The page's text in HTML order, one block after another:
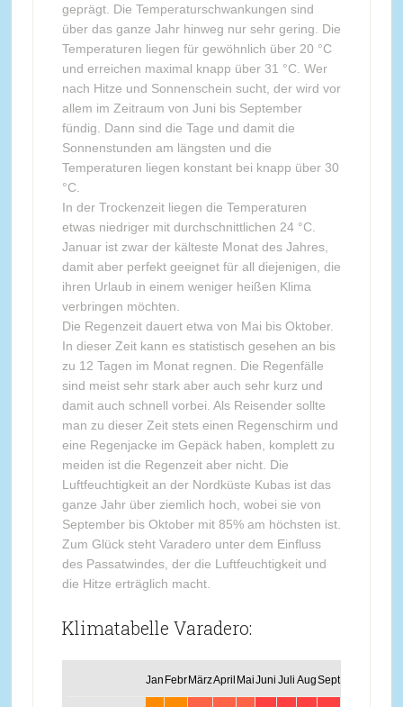
geprägt. Die Temperaturschwankungen sind
über das ganze Jahr hinweg nur sehr gering. Die
Temperaturen liegen für gewöhnlich über 20 °C
und erreichen maximal knapp über 31 °C. Wer
nach Hitze und Sonnenschein sucht, der wird vor
allem im Zeitraum von Juni bis September
fündig. Dann sind die Tage und damit die
Sonnenstunden am längsten und die
Temperaturen liegen konstant bei knapp über 30
°C.
In der Trockenzeit liegen die Temperaturen
etwas niedriger mit durchschnittlichen 24 °C.
Januar ist zwar der kälteste Monat des Jahres,
damit aber perfekt geeignet für all diejenigen, die
ihren Urlaub in einem weniger heißen Klima
verbringen möchten.
Die Regenzeit dauert etwa von Mai bis Oktober.
In dieser Zeit kann es statistisch gesehen an bis
zu 12 Tagen im Monat regnen. Die Regenfälle
sind meist sehr stark aber auch sehr kurz und
damit auch schnell vorbei. Als Reisender sollte
man zu dieser Zeit stets einen Regenschirm und
eine Regenjacke im Gepäck haben, komplett zu
meiden ist die Regenzeit aber nicht. Die
Luftfeuchtigkeit an der Nordküste Kubas ist das
ganze Jahr über ziemlich hoch, wobei sie von
September bis Oktober mit 85% am höchsten ist.
Zum Glück steht Varadero unter dem Einfluss
des Passatwindes, der die Luftfeuchtigkeit und
die Hitze erträglich macht.
Klimatabelle Varadero:
Jan FebrMärzApril MaiJuni Juli AugSept